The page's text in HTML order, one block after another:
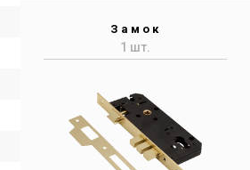
Замок
1 шт.